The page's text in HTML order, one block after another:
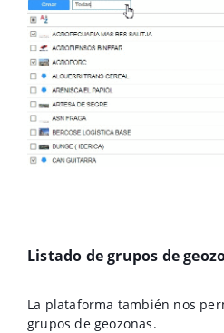
Listado de grupos de
La plataforma también nos
grupos de geozonas.